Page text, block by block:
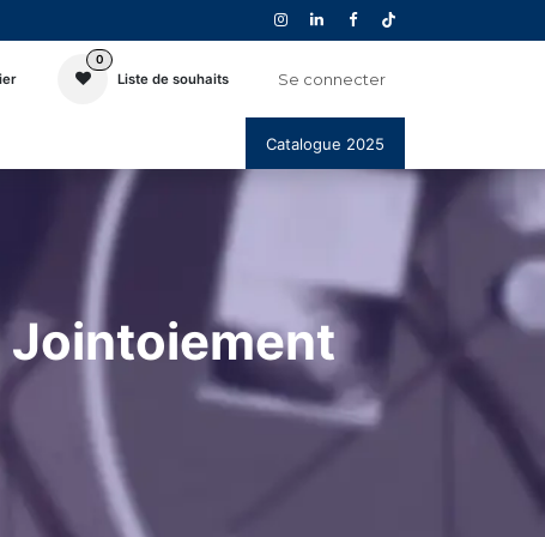
0
Liste de souhaits Se connecter
Catalogue 2025
Jointoiement